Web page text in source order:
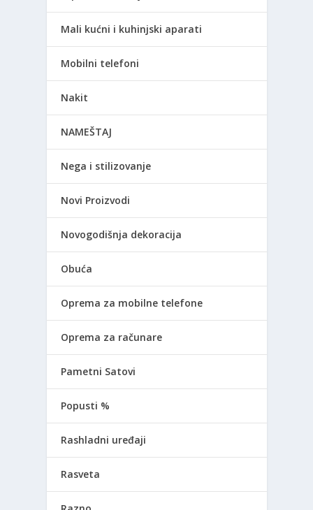
Mali kućni i kuhinjski aparati
Mobilni telefoni
Nakit
NAMEŠTAJ
Nega i stilizovanje
Novi Proizvodi
Novogodišnja dekoracija
Obuća
Oprema za mobilne telefone
Oprema za računare
Pametni Satovi
Popusti %
Rashladni uređaji
Rasveta